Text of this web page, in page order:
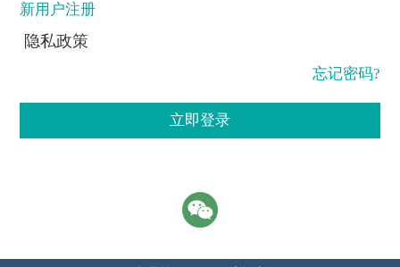
新用户注册
隐私政策
忘记密码?
立即登录